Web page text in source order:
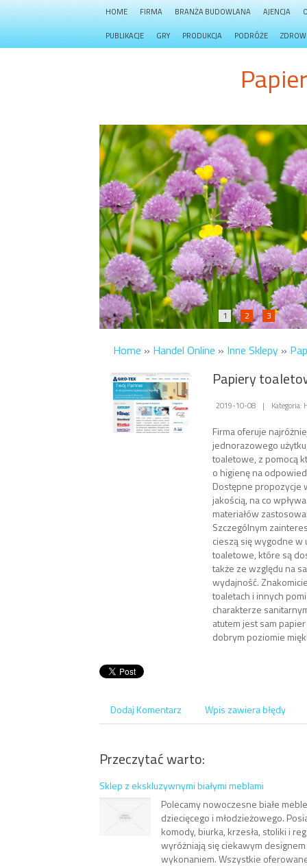
HOME FIRMA BRANŻA BUDOWLANA AJENCJA
PUBLIKACJE GRY PRODUKCJA PODRÓŻE
1 2 3
Home » Handel Online » Inne Sklepy »
Papiery
2019-10-08 | Kategoria:
Firma oferuje
jednorazowego
toaletowe, z pomocą
o higienę na
Dostępne propozycje
jakością, na co
materiałów
Szczególnym
cieszą się wygodne
toaletowe, które są
także ze względu na
wydajność.
toaletach i innych
charakterze
atutem jest sam
dobrym poziomie
Dodaj Komentarz Wpis zawiera błędy
Przeczytać warto:
Sklep z ekskluzywnymi białymi meblami
Polecamy nowoczesne białe
dziecięcego i młodzieżowego.
komody, biurka, krzesła, stoliki i
wyróżniają się ciekawym
wykonaniem. Wszystkie